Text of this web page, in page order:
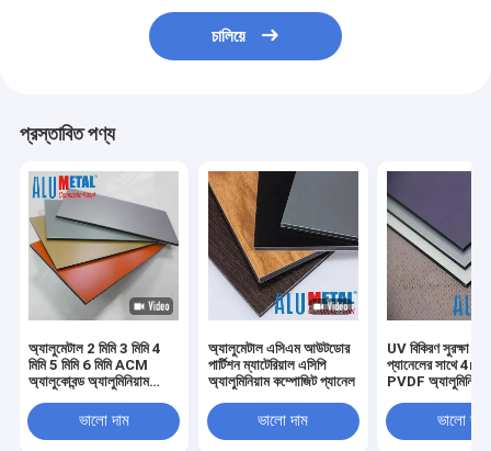
চালিয়ে
প্রস্তাবিত পণ্য
অ্যালুমেটাল 2 মিমি 3 মিমি 4
মিমি 5 মিমি 6 মিমি ACM
অ্যালুকোবন্ড অ্যালুমিনিয়াম
প্যানেলের জন্য যৌগিক প্যানেল
ভালো দাম
অ্যালুমেটাল এসিএম আউটডোর
পার্টিশন ম্যাটেরিয়াল এসিপি
অ্যালুমিনিয়াম কম্পোজিট প্যানেল
ভালো দাম
UV বিকিরণ সুরক্ষা
প্যানেলের সাথে
PVDF অ্যালুমিনিয়াম
ভালো দাম